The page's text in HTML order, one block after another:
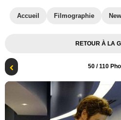
Accueil Filmographie
RETOUR À LA
50 / 110